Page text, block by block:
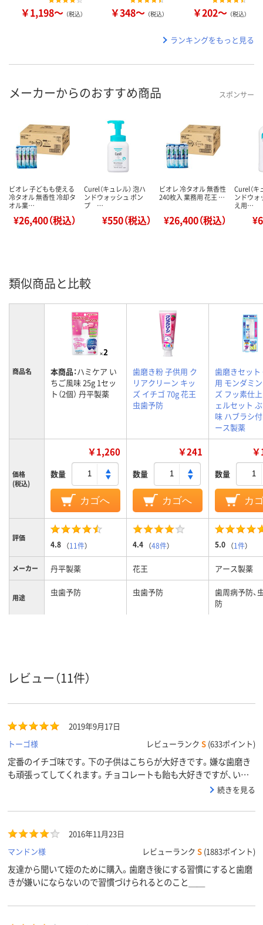
￥1,198～ （税込） ￥348～ （税込） ￥202～ （税込）
ランキングをもっと見る
メーカーからのおすすめ商品 スポンサー
ビオレ 子どもも使える
冷タオル 無香性 冷却タ
オル業…
¥26,400（税込）
Curel（キュレル） 泡ハ
ンドウォッシュ ポン
プ …
¥550（税込）
ビオレ 冷タオル 無香性
240枚入 業務用 花王 …
¥26,400（税込）
Curel（キ
ンドウォ
え用…
類似商品と比較
商品名 本商品：ハミケア い
ちご風味 25g 1セッ
ト（2個） 丹平製薬
歯磨き粉 子供用 ク
リアクリーン キッ
ズ イチゴ 70g 花王
虫歯予防
歯磨きセット
用 モンダミ
ズ フッ素仕
ェルセット
味 ハブラシ
ース製薬
価格
(税込)
￥1,260
数量
カゴへ
￥241
数量
カゴへ
数量
カ
評価
4.8 （11件） 4.4 （48件） 5.0 （1件）
メーカー 丹平製薬 花王 アース製薬
用途 虫歯予防 虫歯予防
歯周病予防、
防
レビュー（11件）
2019年9月17日
トーゴ様
レビューランク S (633ポイント)
定番のイチゴ味です。下の子供はこちらが大好きです。嫌な歯磨き
も頑張ってしてくれます。チョコレートも飴も大好きですが、いま
続きを見る
2016年11月23日
マンドン様
レビューランク S (1883ポイント)
友達から聞いて姪のために購入。歯磨き後にする習慣にすると歯磨
きが嫌いにならないので習慣づけられるとのこと＿＿